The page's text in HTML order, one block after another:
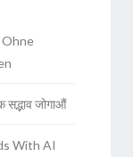
सद्भाव जोगाऔं
With AI